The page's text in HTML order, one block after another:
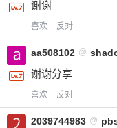
谢谢
喜欢 反对
aa508102 @
谢谢分享
喜欢 反对
2039744983 @